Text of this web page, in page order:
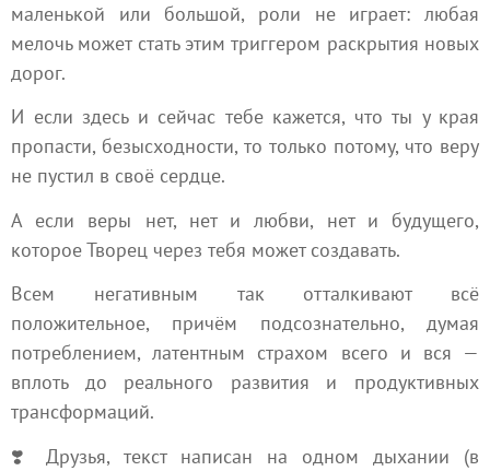
маленькой или большой, роли не играет: любая
мелочь может стать этим триггером раскрытия новых
дорог.
И если здесь и сейчас тебе кажется, что ты у края
пропасти, безысходности, то только потому, что веру
не пустил в своё сердце.
А если веры нет, нет и любви, нет и будущего,
которое Творец через тебя может создавать.
Всем негативным так отталкивают всё
положительное, причём подсознательно, думая
потреблением, латентным страхом всего и вся —
вплоть до реального развития и продуктивных
трансформаций.
❣️ Друзья, текст написан на одном дыхании (в